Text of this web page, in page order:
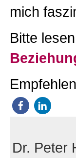
mich
Bitte
Dr. Peter